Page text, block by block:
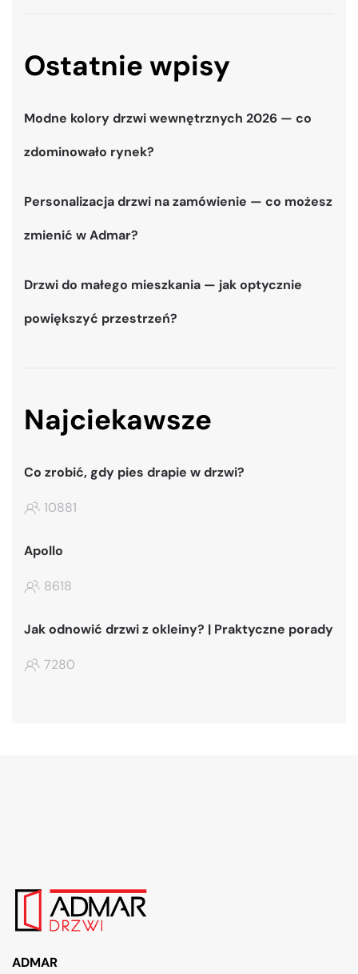
Ostatnie wpisy
Modne kolory drzwi wewnętrznych 2026 — co
zdominowało rynek?
Personalizacja drzwi na zamówienie — co możesz
zmienić w Admar?
Drzwi do małego mieszkania — jak optycznie
powiększyć przestrzeń?
Najciekawsze
Co zrobić, gdy pies drapie w drzwi?
10881
Apollo
8618
Jak odnowić drzwi z okleiny? | Praktyczne porady
7280
ADMAR